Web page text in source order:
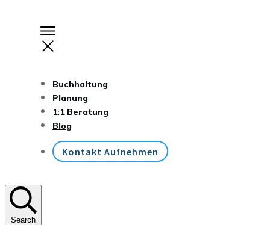
Buchhaltung
Planung
1:1 Beratung
Blog
Kontakt Aufnehmen
Search